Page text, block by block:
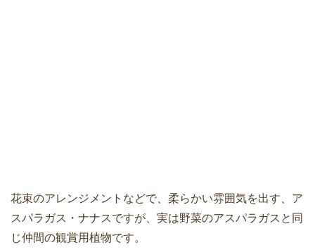
花束のアレンジメントなどで、柔らかい雰囲気を出す、ア
スパラガス・ナナスですが、実は野菜のアスパラガスと同
じ仲間の観賞用植物です。